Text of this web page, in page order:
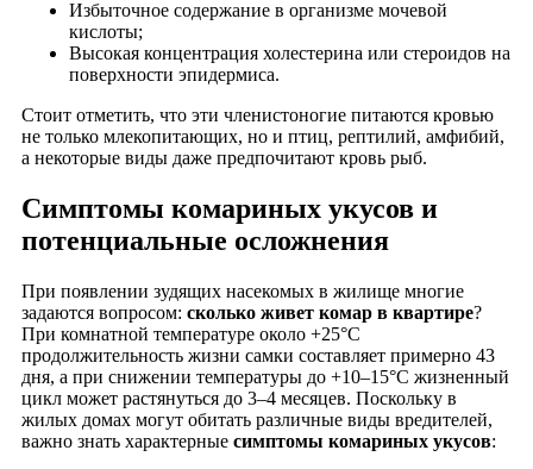
Избыточное содержание в организме мочевой
кислоты;
Высокая концентрация холестерина или стероидов на
поверхности эпидермиса.
Стоит отметить, что эти членистоногие питаются кровью
не только млекопитающих, но и птиц, рептилий, амфибий,
а некоторые виды даже предпочитают кровь рыб.
Симптомы комариных укусов и
потенциальные осложнения
При появлении зудящих насекомых в жилище многие
задаются вопросом: сколько живет комар в квартире?
При комнатной температуре около +25°C
продолжительность жизни самки составляет примерно 43
дня, а при снижении температуры до +10–15°C жизненный
цикл может растянуться до 3–4 месяцев. Поскольку в
жилых домах могут обитать различные виды вредителей,
важно знать характерные симптомы комариных укусов: